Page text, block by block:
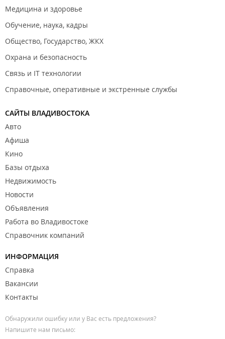
Медицина и здоровье
Обучение, наука, кадры
Общество, Государство, ЖКХ
Охрана и безопасность
Связь и IT технологии
Справочные, оперативные и экстренные службы
САЙТЫ ВЛАДИВОСТОКА
Авто
Афиша
Кино
Базы отдыха
Недвижимость
Новости
Объявления
Работа во Владивостоке
Справочник компаний
ИНФОРМАЦИЯ
Справка
Вакансии
Контакты
Обнаружили ошибку или у Вас есть предложения?
Напишите нам письмо: